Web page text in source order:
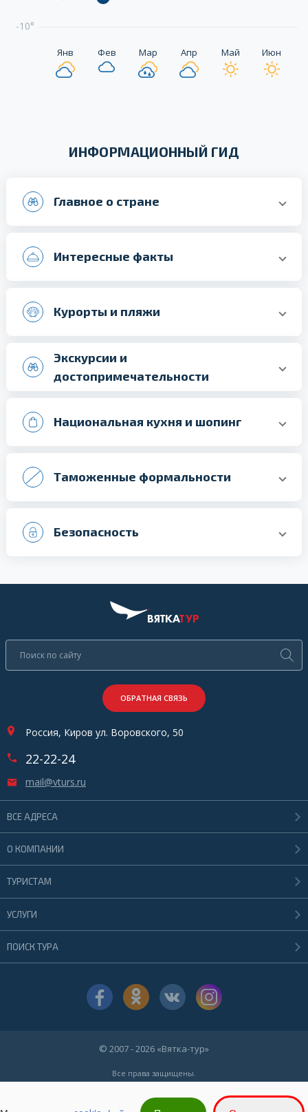
-10°
Янв Фев Мар Апр Май Июн
ИНФОРМАЦИОННЫЙ ГИД
Главное о стране
Интересные факты
Курорты и пляжи
Экскурсии и
достопримечательности
Национальная кухня и шопинг
Таможенные формальности
Безопасность
ОБРАТНАЯ СВЯЗЬ
Россия, Киров ул. Воровского, 50
22-22-24
mail@vturs.ru
ВСЕ АДРЕСА
О КОМПАНИИ
ТУРИСТАМ
УСЛУГИ
ПОИСК ТУРА
© 2007 - 2026 «Вятка-тур»
Все права защищены.
обязательна.